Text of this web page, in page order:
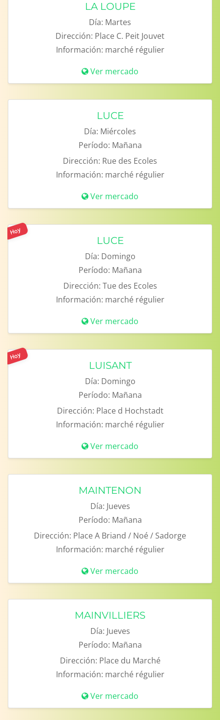
LA LOUPE
Día: Martes
Dirección: Place C. Peit Jouvet
Información: marché régulier
Ver mercado
LUCE
Día: Miércoles
Período: Mañana
Dirección: Rue des Ecoles
Información: marché régulier
Ver mercado
Hoy
LUCE
Día: Domingo
Período: Mañana
Dirección: Tue des Ecoles
Información: marché régulier
Ver mercado
Hoy
LUISANT
Día: Domingo
Período: Mañana
Dirección: Place d Hochstadt
Información: marché régulier
Ver mercado
MAINTENON
Día: Jueves
Período: Mañana
Dirección: Place A Briand / Noé / Sadorge
Información: marché régulier
Ver mercado
MAINVILLIERS
Día: Jueves
Período: Mañana
Dirección: Place du Marché
Información: marché régulier
Ver mercado